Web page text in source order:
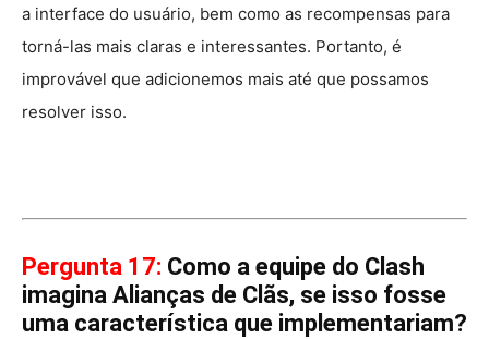
a interface do usuário, bem como as recompensas para
torná-las mais claras e interessantes. Portanto, é
improvável que adicionemos mais até que possamos
resolver isso.
Pergunta 17: Como a equipe do Clash
imagina Alianças de Clãs, se isso fosse
uma característica que implementariam?